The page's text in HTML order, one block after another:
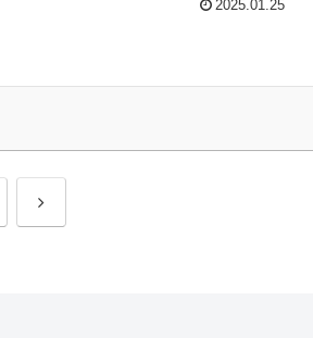
がある程度の規模になると必ずぶ...2025.01.25
次